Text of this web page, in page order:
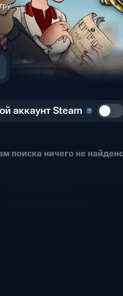
аккаунт Steam
поиска ничего не